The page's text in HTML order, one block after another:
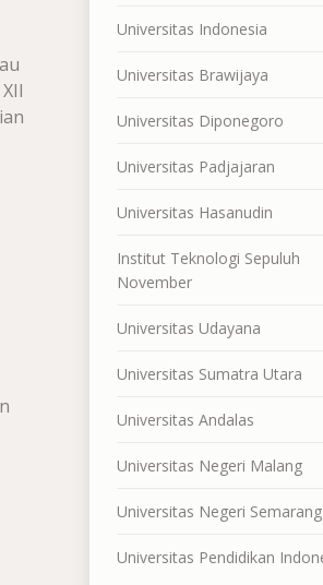
Universitas Indonesia
Universitas Brawijaya
Universitas Diponegoro
Universitas Padjajaran
Universitas Hasanudin
Institut Teknologi Sepuluh
November
Universitas Udayana
Universitas Sumatra Utara
Universitas Andalas
Universitas Negeri Malang
Universitas Negeri Semarang
Universitas Pendidikan